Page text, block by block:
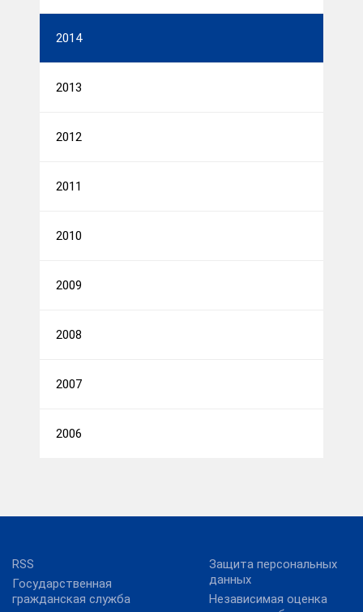
2014
2013
2012
2011
2010
2009
2008
2007
2006
RSS
Государственная
гражданская служба
Защита персональных
данных
Независимая оценка